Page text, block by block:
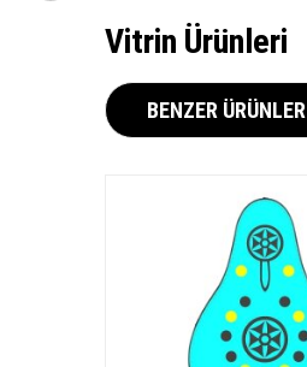
Vitrin Ürünleri
BENZER ÜRÜNLER